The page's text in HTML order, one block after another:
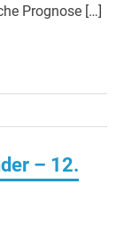
Prognose […]
– 12.